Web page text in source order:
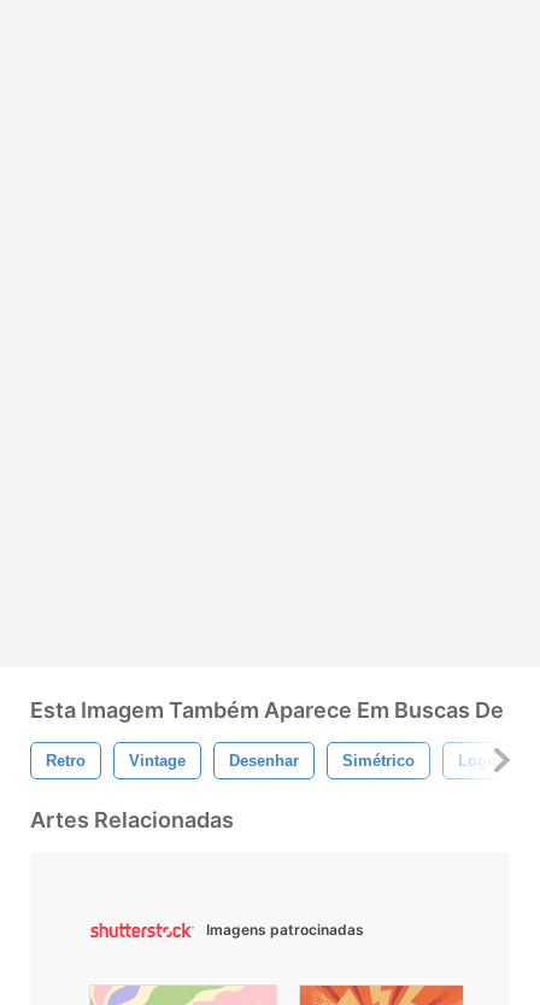
Esta Imagem Também Aparece Em Buscas De
Retro Vintage Desenhar Simétrico Logotipo
Artes Relacionadas
Imagens patrocinadas